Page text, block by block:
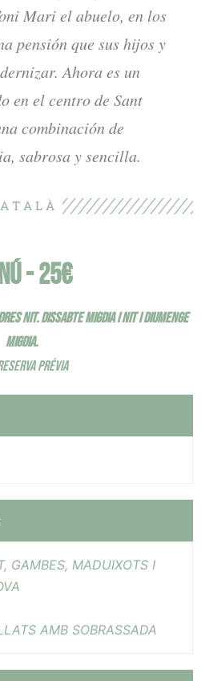
Mari el abuelo, en los
pensión que sus hijos y
Ahora es un
en el centro de Sant
combinación de
sabrosa y sencilla.
T A L À
- 25€
NIT. DISSABTE MIGDIA I NIT I DIUMENGE
MIGDIA.
PRÉVIA
GAMBES, MADUIXOTS I
AMB SOBRASSADA